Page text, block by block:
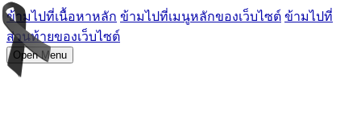
ข้ามไปที่เนื้อหาหลัก ข้ามไปที่เมนูหลักของเว็บไซต์ ข้ามไปที่
ส่วนท้ายของเว็บไซต์
Open Menu